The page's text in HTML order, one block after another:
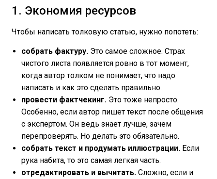
1. Экономия ресурсов
Чтобы написать толковую статью, нужно попотеть:
собрать фактуру. Это самое сложное. Страх
чистого листа появляется ровно в тот момент,
когда автор толком не понимает, что надо
написать и как это сделать правильно.
провести фактчекинг. Это тоже непросто.
Особенно, если автор пишет текст после общения
с экспертом. Он ведь знает лучше, зачем
перепроверять. Но делать это обязательно.
собрать текст и продумать иллюстрации. Если
рука набита, то это самая легкая часть.
отредактировать и вычитать. Сложно, если и